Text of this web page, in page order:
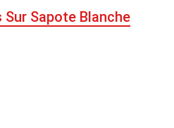
Sur Sapote Blanche